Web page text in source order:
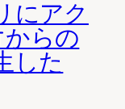
にアク
からの
した